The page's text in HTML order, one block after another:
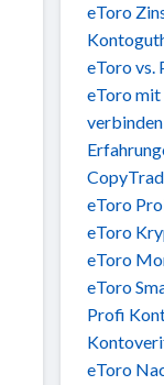
eToro
eToro vs.
eToro
verbinden
eToro
eToro
eToro
eToro
Profi
eToro